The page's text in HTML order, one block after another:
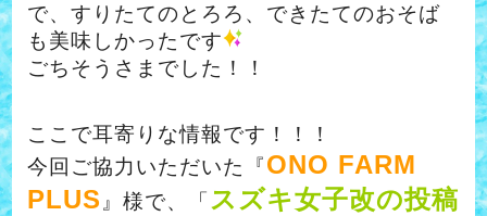
で、すりたてのとろろ、できたてのおそば
も美味しかったです
ごちそうさまでした！！
ここで耳寄りな情報です！！！
今回ご協力いただいた『ONO FARM
PLUS』様で、「 スズキ女子改の投稿